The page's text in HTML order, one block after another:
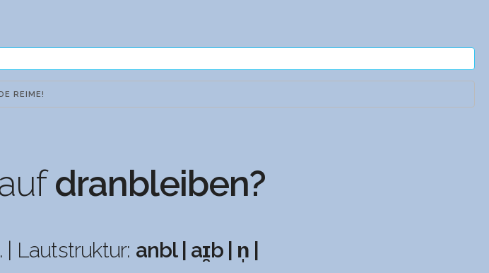
dranbleiben?
| Lautstruktur: anbl | aɪ̯b | n̩ |